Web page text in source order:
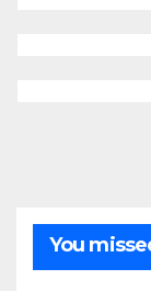
You